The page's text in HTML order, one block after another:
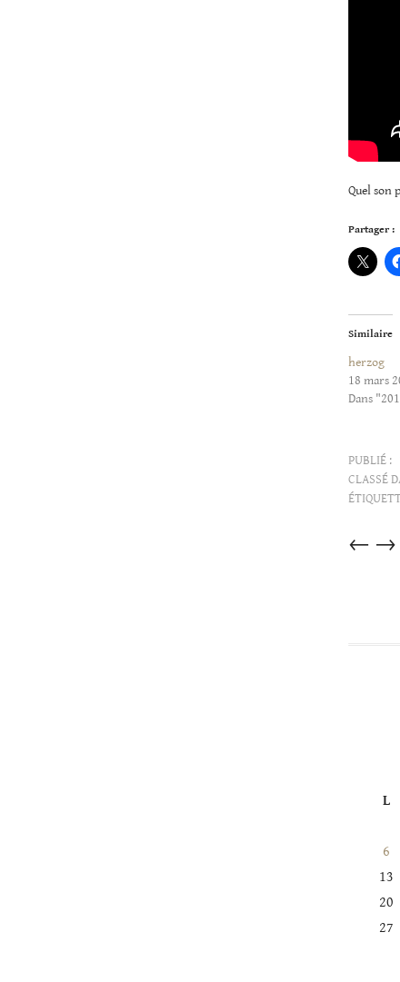
Quel son
Partager :
Similaire
herzog
18 mars
Dans
PUBLIÉ :
CLASSÉ
Articles
→
←
L
6
13
20
27